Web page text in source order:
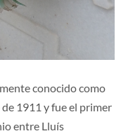
conocido como
1911 y fue el primer
entre Lluís